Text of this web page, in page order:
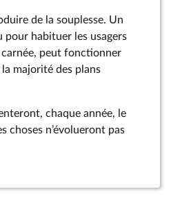
de la souplesse. Un
pour habituer les usagers
peut fonctionner
majorité des plans
chaque année, le
choses n’évolueront pas